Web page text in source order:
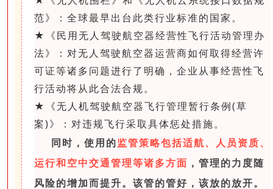
范》：全球最早出台此类行业标准的国家。
★《民用无人驾驶航空器经营性飞行活动管理办
法》：对无人驾驶航空器运营商如何取得经营许
可证等诸多问题进行了明确，企业从事经营性飞
行活动将从此合法合规。
★《无人机驾驶航空器飞行管理暂行条例(草
案)》：对违规飞行采取具体惩处措施。
同时，使用的监管策略包括适航、人员资质、
运行和空中交通管理等诸多方面 ，管理的力度随
风险的增加而提升。 该管的管好，该放的放开。